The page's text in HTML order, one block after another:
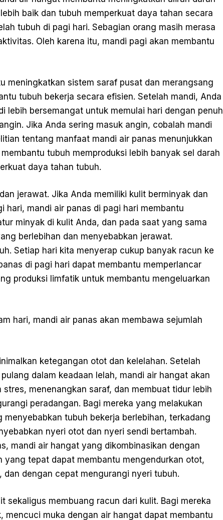
baik dan tubuh memperkuat daya tahan secara
tubuh di pagi hari. Sebagian orang masih merasa
Oleh karena itu, mandi pagi akan membantu
meningkatkan sistem saraf pusat dan merangsang
tubuh bekerja secara efisien. Setelah mandi, Anda
lebih bersemangat untuk memulai hari dengan penuh
Jika Anda sering masuk angin, cobalah mandi
tentang manfaat mandi air panas menunjukkan
tubuh memproduksi lebih banyak sel darah
daya tahan tubuh.
jerawat. Jika Anda memiliki kulit berminyak dan
hari, mandi air panas di pagi hari membantu
minyak di kulit Anda, dan pada saat yang sama
berlebihan dan menyebabkan jerawat.
Setiap hari kita menyerap cukup banyak racun ke
di pagi hari dapat membantu memperlancar
produksi limfatik untuk membantu mengeluarkan
hari, mandi air panas akan membawa sejumlah
ketegangan otot dan kelelahan. Setelah
dalam keadaan lelah, mandi air hangat akan
menenangkan saraf, dan membuat tidur lebih
peradangan. Bagi mereka yang melakukan
menyebabkan tubuh bekerja berlebihan, terkadang
nyeri otot dan nyeri sendi bertambah.
mandi air hangat yang dikombinasikan dengan
yang tepat dapat membantu mengendurkan otot,
dan dengan cepat mengurangi nyeri tubuh.
sekaligus membuang racun dari kulit. Bagi mereka
mencuci muka dengan air hangat dapat membantu